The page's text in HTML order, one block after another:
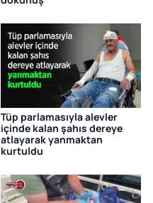
Tüp parlamasıyla alevler
içinde kalan şahıs dereye
atlayarak yanmaktan
kurtuldu